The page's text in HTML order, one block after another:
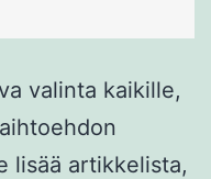
valinta kaikille,
lisää artikkelista,